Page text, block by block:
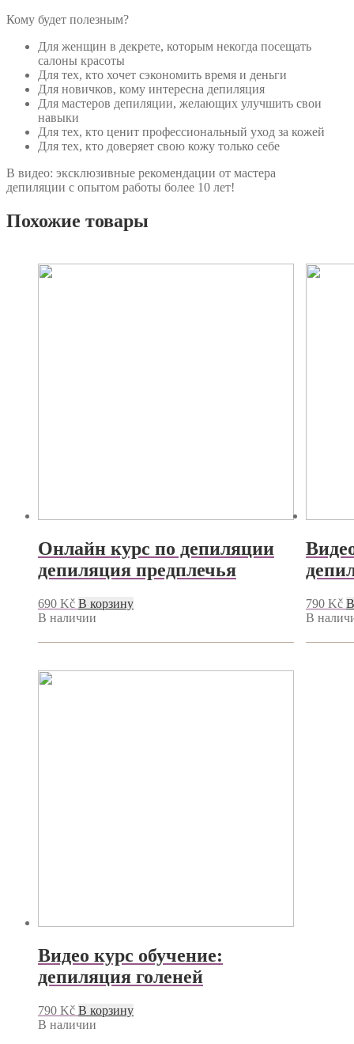
Кому будет полезным?
Для женщин в декрете, которым некогда посещать
салоны красоты
Для тех, кто хочет сэкономить время и деньги
Для новичков, кому интересна депиляция
Для мастеров депиляции, желающих улучшить свои
навыки
Для тех, кто ценит профессиональный уход за кожей
Для тех, кто доверяет свою кожу только себе
В видео: эксклюзивные рекомендации от мастера
депиляции с опытом работы более 10 лет!
Похожие товары
Онлайн курс по депиляции
депиляция предплечья
690 Kč В корзину
В наличии
790 Kč
В
Видео курс обучение:
депиляция голеней
790 Kč В корзину
В наличии